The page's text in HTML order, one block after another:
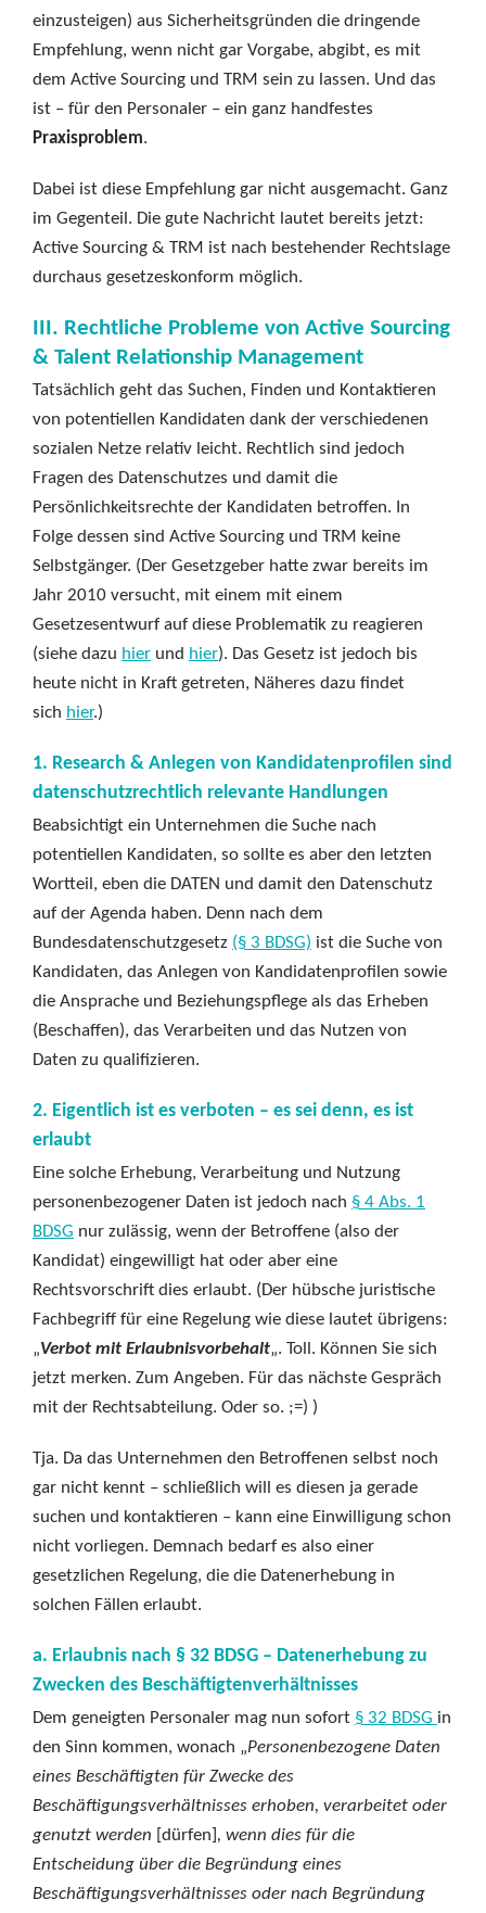
einzusteigen) aus Sicherheitsgründen die dringende
Empfehlung, wenn nicht gar Vorgabe, abgibt, es mit
dem Active Sourcing und TRM sein zu lassen. Und das
ist – für den Personaler – ein ganz handfestes
Praxisproblem.
Dabei ist diese Empfehlung gar nicht ausgemacht. Ganz
im Gegenteil. Die gute Nachricht lautet bereits jetzt:
Active Sourcing & TRM ist nach bestehender Rechtslage
durchaus gesetzeskonform möglich.
III. Rechtliche Probleme von Active Sourcing
& Talent Relationship Management
Tatsächlich geht das Suchen, Finden und Kontaktieren
von potentiellen Kandidaten dank der verschiedenen
sozialen Netze relativ leicht. Rechtlich sind jedoch
Fragen des Datenschutzes und damit die
Persönlichkeitsrechte der Kandidaten betroffen. In
Folge dessen sind Active Sourcing und TRM keine
Selbstgänger. (Der Gesetzgeber hatte zwar bereits im
Jahr 2010 versucht, mit einem mit einem
Gesetzesentwurf auf diese Problematik zu reagieren
(siehe dazu hier und hier). Das Gesetz ist jedoch bis
heute nicht in Kraft getreten, Näheres dazu findet
sich hier.)
1. Research & Anlegen von Kandidatenprofilen sind
datenschutzrechtlich relevante Handlungen
Beabsichtigt ein Unternehmen die Suche nach
potentiellen Kandidaten, so sollte es aber den letzten
Wortteil, eben die DATEN und damit den Datenschutz
auf der Agenda haben. Denn nach dem
Bundesdatenschutzgesetz (§ 3 BDSG) ist die Suche von
Kandidaten, das Anlegen von Kandidatenprofilen sowie
die Ansprache und Beziehungspflege als das Erheben
(Beschaffen), das Verarbeiten und das Nutzen von
Daten zu qualifizieren.
2. Eigentlich ist es verboten – es sei denn, es ist
erlaubt
Eine solche Erhebung, Verarbeitung und Nutzung
personenbezogener Daten ist jedoch nach § 4 Abs. 1
BDSG nur zulässig, wenn der Betroffene (also der
Kandidat) eingewilligt hat oder aber eine
Rechtsvorschrift dies erlaubt. (Der hübsche juristische
Fachbegriff für eine Regelung wie diese lautet übrigens:
„Verbot mit Erlaubnisvorbehalt„. Toll. Können Sie sich
jetzt merken. Zum Angeben. Für das nächste Gespräch
mit der Rechtsabteilung. Oder so. ;=) )
Tja. Da das Unternehmen den Betroffenen selbst noch
gar nicht kennt – schließlich will es diesen ja gerade
suchen und kontaktieren – kann eine Einwilligung schon
nicht vorliegen. Demnach bedarf es also einer
gesetzlichen Regelung, die die Datenerhebung in
solchen Fällen erlaubt.
a. Erlaubnis nach § 32 BDSG – Datenerhebung zu
Zwecken des Beschäftigtenverhältnisses
Dem geneigten Personaler mag nun sofort § 32 BDSG in
den Sinn kommen, wonach „Personenbezogene Daten
eines Beschäftigten für Zwecke des
Beschäftigungsverhältnisses erhoben, verarbeitet oder
genutzt werden [dürfen] , wenn dies für die
Entscheidung über die Begründung eines
Beschäftigungsverhältnisses oder nach Begründung